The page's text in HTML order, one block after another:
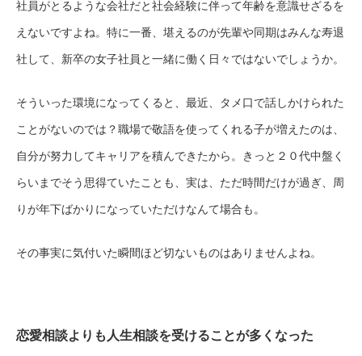
社員がとるような会社だと社会経験に伴って年齢を意識せざるを
えないですよね。特に一番、堪えるのが先輩や同期はみんな寿退
社して、新卒の女子社員と一緒に働く日々ではないでしょうか。
そういった環境になってくると、最近、タメ口で話しかけられた
ことがないのでは？職場で敬語を使ってくれる子が増えたのは、
自分が努力してキャリアを積んできたから。きっと２０代中盤く
らいまでそう思得ていたことも、実は、ただ時間だけが過ぎ、周
りが年下ばかりになっていただけなんて場合も。
その事実に気付いた瞬間ほど切ないものはありませんよね。
恋愛相談よりも人生相談を受けることが多くなった